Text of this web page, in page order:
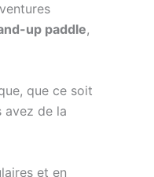
up paddle,
que ce soit
avez de la
et en